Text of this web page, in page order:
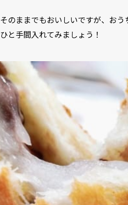
そのままでもおいしいですが、お
ひと手間入れてみましょう！